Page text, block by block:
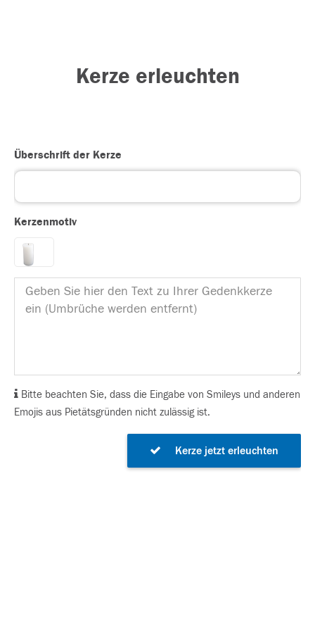
Kerze erleuchten
Überschrift der Kerze
Kerzenmotiv
Bitte beachten Sie, dass die Eingabe von Smileys und anderen
Emojis aus Pietätsgründen nicht zulässig ist.
Kerze jetzt erleuchten